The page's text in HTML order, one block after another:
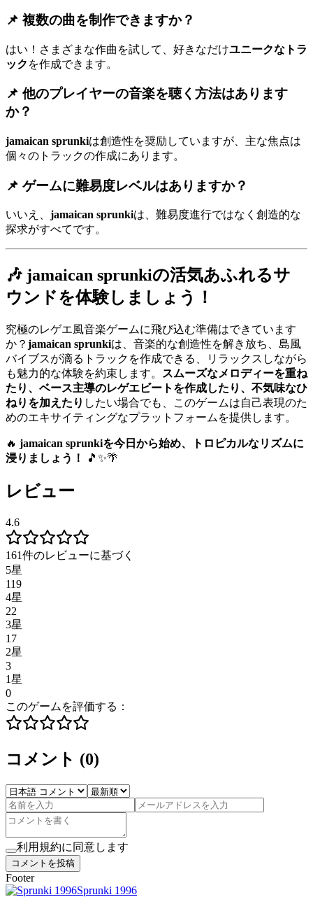
📌 複数の曲を制作できますか？
はい！さまざまな作曲を試して、好きなだけユニークなトラ
ック を作成できます。
📌 他のプレイヤーの音楽を聴く方法はあります
か？
jamaican sprunkiは創造性を奨励していますが、主な焦点は
個々のトラックの作成にあります。
📌 ゲームに難易度レベルはありますか？
いいえ、 jamaican sprunkiは、難易度進行ではなく創造的な
探求がすべてです。
🎶 jamaican sprunkiの活気あふれるサ
ウンドを体験しましょう！
究極のレゲエ風音楽ゲームに飛び込む準備はできています
か？ jamaican sprunkiは、音楽的な創造性を解き放ち、島風
バイブスが滴るトラックを作成できる、リラックスしながら
も魅力的な体験を約束します。
スムーズなメロディーを重ね
たり、ベース主導のレゲエビートを作成したり、不気味なひ
ねりを加えたり したい場合でも、このゲームは自己表現のた
めのエキサイティングなプラットフォームを提供します。
🔥 jamaican sprunkiを今日から始め、トロピカルなリズムに
浸りましょう！
🎵✨🌴
レビュー
4.6
161件のレビューに基づく
5星
119
4星
22
3星
17
2星
3
1星
0
このゲームを評価する：
コメント (0)
利用規約に同意します
コメントを投稿
Footer
Sprunki 1996